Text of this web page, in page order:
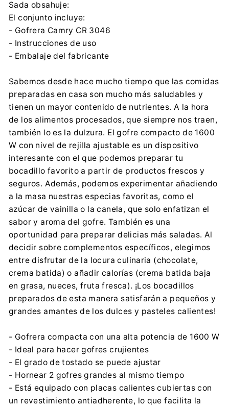
Sada obsahuje:
El conjunto incluye:
- Gofrera Camry CR 3046
- Instrucciones de uso
- Embalaje del fabricante
Sabemos desde hace mucho tiempo que las comidas
preparadas en casa son mucho más saludables y
tienen un mayor contenido de nutrientes. A la hora
de los alimentos procesados, que siempre nos traen,
también lo es la dulzura. El gofre compacto de 1600
W con nivel de rejilla ajustable es un dispositivo
interesante con el que podemos preparar tu
bocadillo favorito a partir de productos frescos y
seguros. Además, podemos experimentar añadiendo
a la masa nuestras especias favoritas, como el
azúcar de vainilla o la canela, que solo enfatizan el
sabor y aroma del gofre. También es una
oportunidad para preparar delicias más saladas. Al
decidir sobre complementos específicos, elegimos
entre disfrutar de la locura culinaria (chocolate,
crema batida) o añadir calorías (crema batida baja
en grasa, nueces, fruta fresca). ¡Los bocadillos
preparados de esta manera satisfarán a pequeños y
grandes amantes de los dulces y pasteles calientes!
- Gofrera compacta con una alta potencia de 1600 W
- Ideal para hacer gofres crujientes
- El grado de tostado se puede ajustar
- Hornear 2 gofres grandes al mismo tiempo
- Está equipado con placas calientes cubiertas con
un revestimiento antiadherente, lo que facilita la